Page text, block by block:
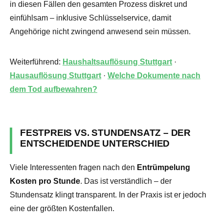
in diesen Fällen den gesamten Prozess diskret und
einfühlsam – inklusive Schlüsselservice, damit
Angehörige nicht zwingend anwesend sein müssen.
Weiterführend: Haushaltsauflösung Stuttgart ·
Hausauflösung Stuttgart · Welche Dokumente nach
dem Tod aufbewahren?
FESTPREIS VS. STUNDENSATZ – DER
ENTSCHEIDENDE UNTERSCHIED
Viele Interessenten fragen nach den Entrümpelung
Kosten pro Stunde. Das ist verständlich – der
Stundensatz klingt transparent. In der Praxis ist er jedoch
eine der größten Kostenfallen.